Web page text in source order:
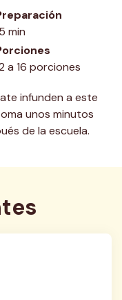
min
a 16 porciones
infunden a este
unos minutos
de la escuela.